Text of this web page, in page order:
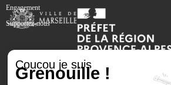
Engagement
Supportez-nous
Coucou je suis
Grenouille !